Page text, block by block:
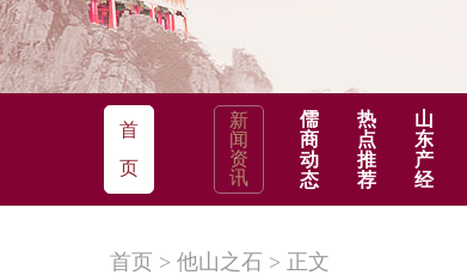
首
页
新
闻
资
讯
儒
商
动
态
热
点
推
荐
山
东
产
经
首页 > 他山之石 > 正文